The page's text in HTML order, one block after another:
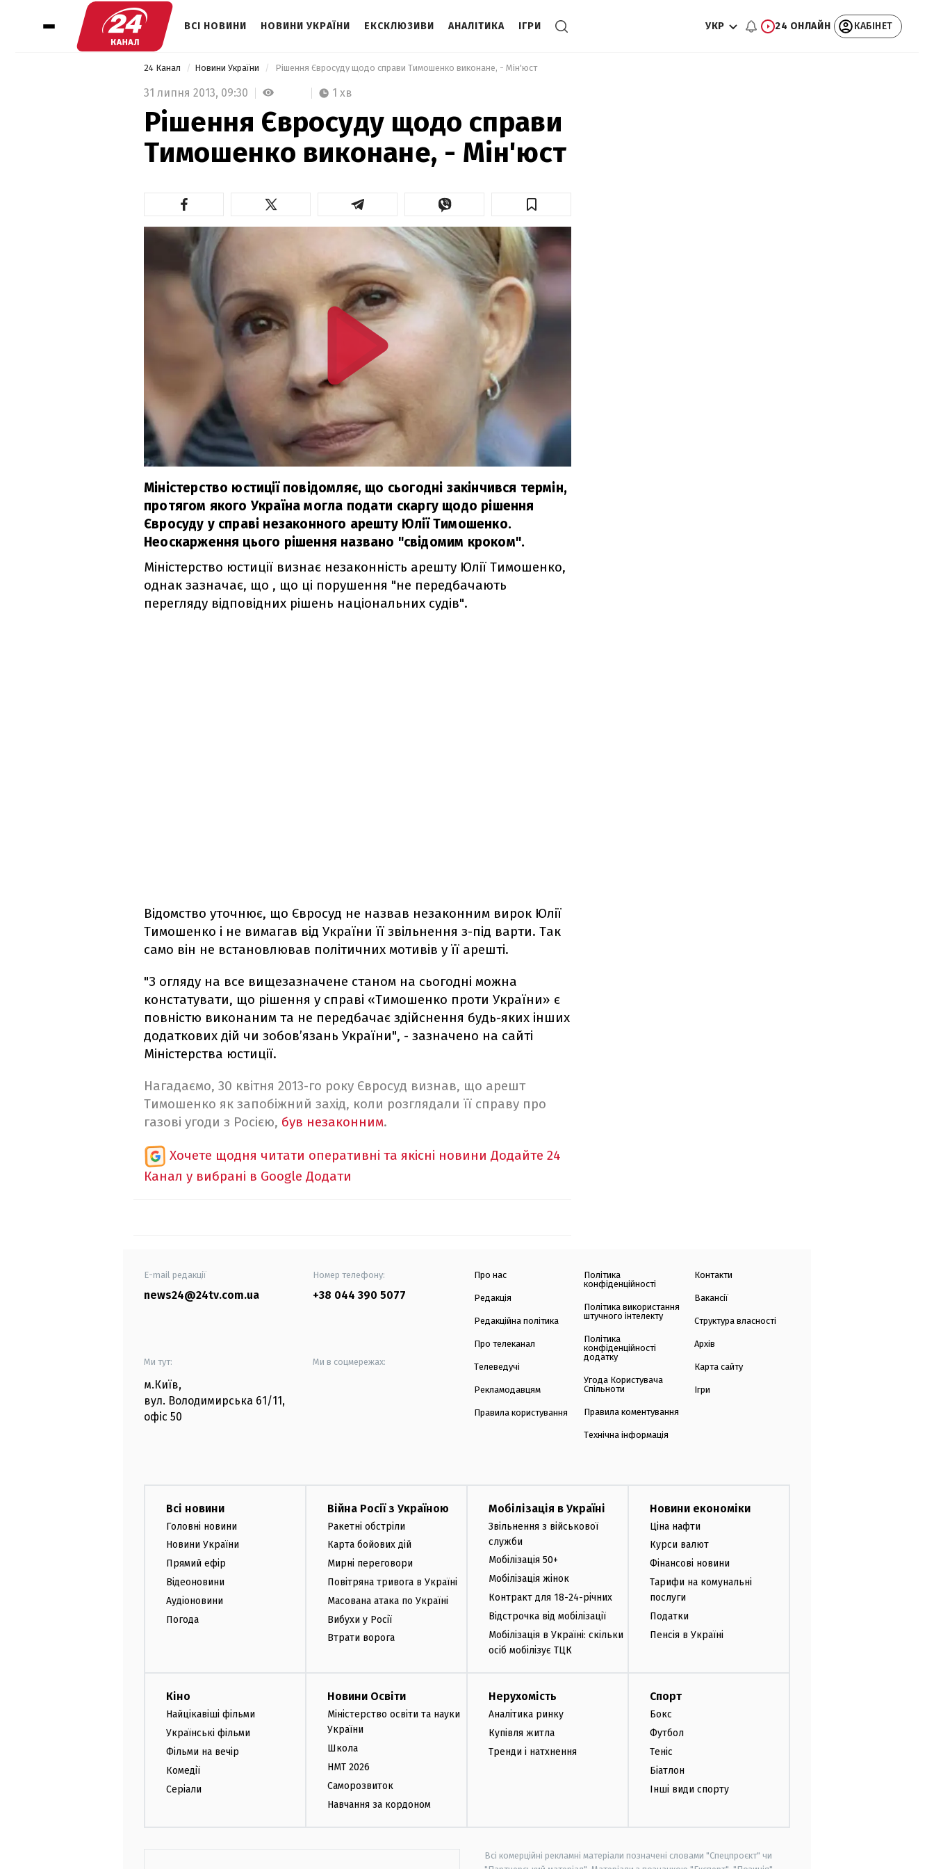
ВСІ НОВИНИ НОВИНИ УКРАЇНИ ЕКСКЛЮЗИВИ АНАЛІТИКА ІГРИ УКР 24 ОНЛАЙН КАБІНЕТ
24 Канал Новини України Рішення Євросуду щодо справи Тимошенко виконане, - Мін'юст
31 липня 2013, 09:30 1 хв
Рішення Євросуду щодо справи
Тимошенко виконане, - Мін'юст
Міністерство юстиції повідомляє, що сьогодні закінчився термін,
протягом якого Україна могла подати скаргу щодо рішення
Євросуду у справі незаконного арешту Юлії Тимошенко.
Неоскарження цього рішення названо "свідомим кроком".
Міністерство юстиції визнає незаконність арешту Юлії Тимошенко,
однак зазначає, що , що ці порушення "не передбачають
перегляду відповідних рішень національних судів".
Відомство уточнює, що Євросуд не назвав незаконним вирок Юлії
Тимошенко і не вимагав від України її звільнення з-під варти. Так
само він не встановлював політичних мотивів у її арешті.
"З огляду на все вищезазначене станом на сьогодні можна
констатувати, що рішення у справі «Тимошенко проти України» є
повністю виконаним та не передбачає здійснення будь-яких інших
додаткових дій чи зобов’язань України", - зазначено на сайті
Міністерства юстиції.
Нагадаємо, 30 квітня 2013-го року Євросуд визнав, що арешт
Тимошенко як запобіжний захід, коли розглядали її справу про
газові угоди з Росією, був незаконним.
Хочете щодня читати оперативні та якісні новини Додайте 24
Канал у вибрані в Google Додати
E-mail редакції
news24@24tv.com.ua
Номер телефону:
+38 044 390 5077
Ми тут:
м.Київ,
вул. Володимирська 61/11,
офіс 50
Ми в соцмережах:
Про нас
Редакція
Редакційна політика
Про телеканал
Телеведучі
Рекламодавцям
Правила користування
Політика
конфіденційності
Політика використання
штучного інтелекту
Політика
конфіденційності
додатку
Угода Користувача
Спільноти
Правила коментування
Технічна інформація
Контакти
Вакансії
Структура власності
Архів
Карта сайту
Ігри
Всі новини
Головні новини
Новини України
Прямий ефір
Відеоновини
Аудіоновини
Погода
Війна Росії з Україною
Ракетні обстріли
Карта бойових дій
Мирні переговори
Повітряна тривога в Україні
Масована атака по Україні
Вибухи у Росії
Втрати ворога
Мобілізація в Україні
Звільнення з військової
служби
Мобілізація 50+
Мобілізація жінок
Контракт для 18-24-річних
Відстрочка від мобілізації
Мобілізація в Україні: скільки
осіб мобілізує ТЦК
Новини економіки
Ціна нафти
Курси валют
Фінансові новини
Тарифи на комунальні
послуги
Податки
Пенсія в Україні
Кіно
Найцікавіші фільми
Українські фільми
Фільми на вечір
Комедії
Серіали
Новини Освіти
Міністерство освіти та науки
України
Школа
НМТ 2026
Саморозвиток
Навчання за кордоном
Нерухомість
Аналітика ринку
Купівля житла
Тренди і натхнення
Спорт
Бокс
Футбол
Теніс
Біатлон
Інші види спорту
Всі комерційні рекламні матеріали позначені словами "Спецпроєкт" чи